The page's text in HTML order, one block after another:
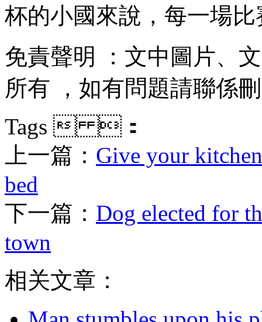
杯的小國來說，每一場比
免責聲明 ：文中圖片
所有 ，如有問題請聯係刪
Tags  ：
上一篇： Give your
bed
下一篇： Dog elected for
town
相关文章：